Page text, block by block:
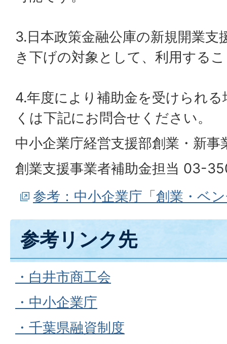
3.日本政策金融公庫の新規開業支
き下げの対象として、利用する
4.年度により補助金を受けられ
くは下記にお問合せください。
中小企業庁経営支援部創業・新事
創業支援事業者補助金担当 03-
参考：中小企業庁「創業・ベ
参考リンク先
・白井市商工会
・中小企業庁
・千葉県融資制度